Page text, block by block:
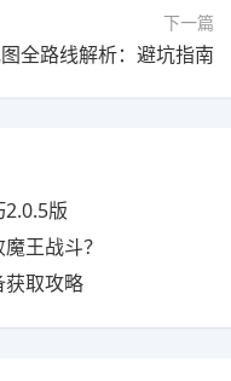
下一篇
全路线解析：避坑指南
版
王战斗？
获取攻略